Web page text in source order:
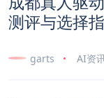
测评与选择
garts AI资